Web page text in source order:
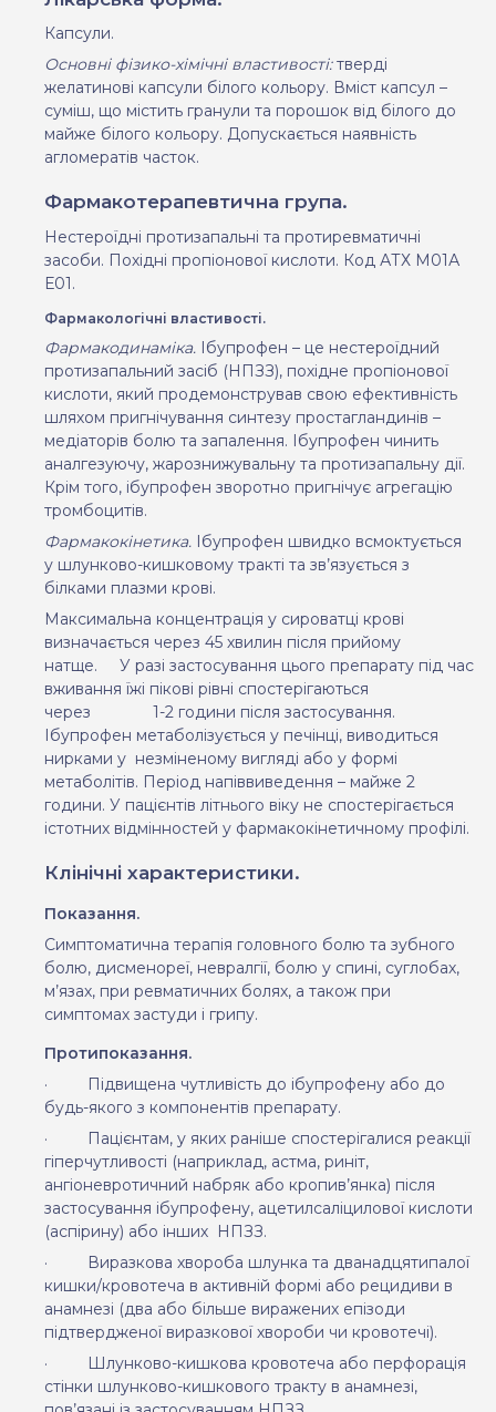
Капсули.
Основні фізико-хімічні властивості: тверді
желатинові капсули білого кольору. Вміст капсул –
суміш, що містить гранули та порошок від білого до
майже білого кольору. Допускається наявність
агломератів часток.
Фармакотерапевтична група.
Нестероїдні протизапальні та протиревматичні
засоби. Похідні пропіонової кислоти. Код АТХ М01А
Е01.
Фармакологічні властивості.
Фармакодинаміка. Ібупрофен – це нестероїдний
протизапальний засіб (НПЗЗ), похідне пропіонової
кислоти, який продемонстрував свою ефективність
шляхом пригнічування синтезу простагландинів –
медіаторів болю та запалення. Iбупрофен чинить
аналгезуючу, жарознижувальну та протизапальну дії.
Крім того, ібупрофен зворотно пригнічує агрегацію
тромбоцитів.
Фармакокінетика. Ібупрофен швидко всмоктується
у шлунково-кишковому тракті та зв’язується з
білками плазми крові.
Максимальна концентрація у сироватці крові
визначається через 45 хвилин після прийому
натще.
У разі застосування цього препарату під час
вживання їжі пікові рівні спостерігаються
через
1-2 години після застосування.
Ібупрофен метаболізується у печінці, виводиться
нирками у незміненому вигляді або у формі
метаболітів. Період напіввиведення – майже 2
години. У пацієнтів літнього віку не спостерігається
істотних відмінностей у фармакокінетичному профілі.
Клінічні характеристики.
Показання.
Симптоматична терапія головного болю та зубного
болю, дисменореї, невралгії, болю у спині, суглобах,
м’язах, при ревматичних болях, а також при
симптомах застуди і грипу.
Протипоказання.
·
Підвищена чутливість до ібупрофену або до
будь-якого з компонентів препарату.
·
Пацієнтам, у яких раніше спостерігалися реакції
гіперчутливості (наприклад, астма, риніт,
ангіоневротичний набряк або кропив’янка) після
застосування ібупрофену, ацетилсаліцилової кислоти
(аспірину) або інших НПЗЗ.
·
Виразкова хвороба шлунка та дванадцятипалої
кишки/кровотеча в активній формі або рецидиви в
анамнезі (два або більше виражених епізоди
підтвердженої виразкової хвороби чи кровотечі).
·
Шлунково-кишкова кровотеча або перфорація
стінки шлунково-кишкового тракту в анамнезі,